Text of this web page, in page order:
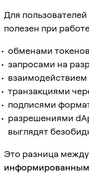
Для пользователей
полезен при
обменами токенов
запросами на
взаимодействием
транзакциями
подписями
разрешениями
выглядят
Это разница между